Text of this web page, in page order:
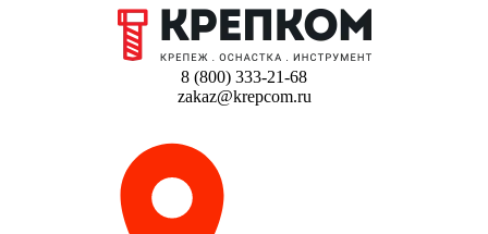
8 (800) 333-21-68
zakaz@krepcom.ru